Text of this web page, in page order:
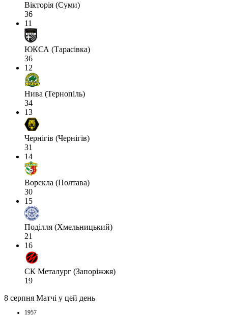
Вікторія (Суми)
36
11
ЮКСА (Тарасівка)
36
12
Нива (Тернопіль)
34
13
Чернігів (Чернігів)
31
14
Ворскла (Полтава)
30
15
Поділля (Хмельницький)
21
16
СК Металург (Запоріжжя)
19
8 серпня Матчі у цей день
1957